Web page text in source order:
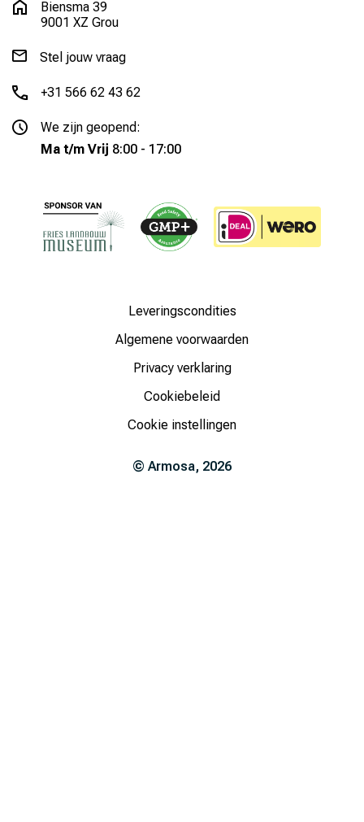
Biensma 39
9001 XZ Grou
Stel jouw vraag
+31 566 62 43 62
We zijn geopend:
Ma t/m Vrij 8:00 - 17:00
© Armosa, 2026
Leveringscondities
Algemene voorwaarden
Privacy verklaring
Cookiebeleid
Cookie instellingen